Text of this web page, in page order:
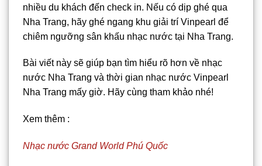
nhiều du khách đến check in. Nếu có dịp ghé qua
Nha Trang, hãy ghé ngang khu giải trí Vinpearl để
chiêm ngưỡng sân khấu nhạc nước tại Nha Trang.
Bài viết này sẽ giúp bạn tìm hiểu rõ hơn về nhạc
nước Nha Trang và thời gian nhạc nước Vinpearl
Nha Trang mấy giờ. Hãy cùng tham khảo nhé!
Xem thêm :
Nhạc nước Grand World Phú Quốc